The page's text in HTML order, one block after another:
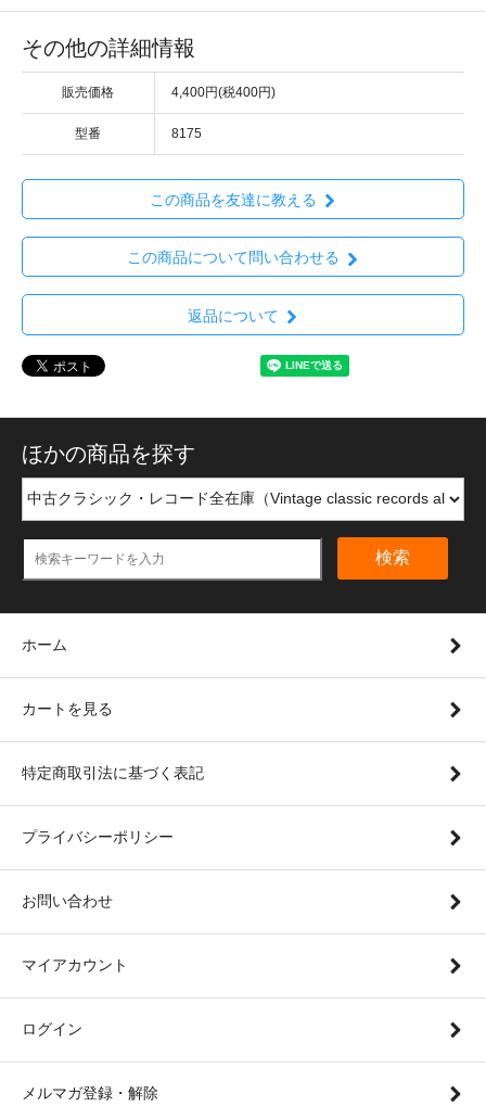
その他の詳細情報
販売価格 4,400円(税400円)
型番 8175
この商品を友達に教える
この商品について問い合わせる
返品について
ほかの商品を探す
検索
ホーム
カートを見る
特定商取引法に基づく表記
プライバシーポリシー
お問い合わせ
マイアカウント
ログイン
メルマガ登録・解除